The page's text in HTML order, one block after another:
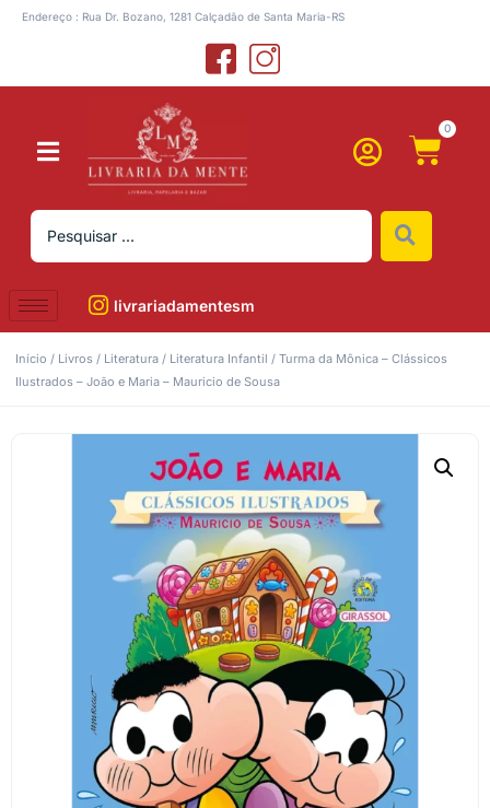
Endereço : Rua Dr. Bozano, 1281 Calçadão de Santa Maria-RS
0
livrariadamentesm
Início / Livros / Literatura / Literatura Infantil / Turma da Mônica – Clássicos
Ilustrados – João e Maria – Mauricio de Sousa